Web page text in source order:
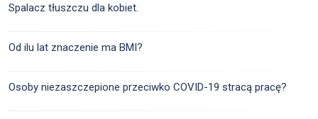
Spalacz tłuszczu dla kobiet.
Od ilu lat znaczenie ma BMI?
Osoby niezaszczepione przeciwko COVID-19 stracą pracę?